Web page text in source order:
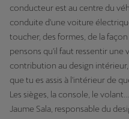
conducteur est au centre du
conduite d'une voiture
toucher, des formes, de la
pensons qu'il faut ressentir une
contribution au design
que tu es assis à l'intérieur de
Les sièges, la console, le
Jaume Sala, responsable du